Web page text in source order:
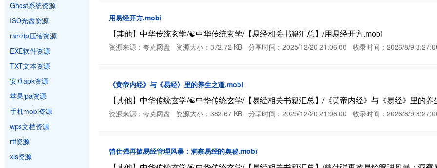
Ghost系统资源
ISO光盘资源
rar/zip压缩资源
EXE软件资源
TXT文本资源
安卓apk资源
苹果ipa资源
手机mobi资源
wps文档资源
rtf资源
xls资源
用易经开方.mobi
【其他】中华传统玄学/☯️中华传统玄学/【易经相关书籍汇总】/用易经开方.mobi
资源来源：夸克网盘 资源大小：372.72 KB 分享时间：2025/12/20 21:06:00 收录时间：2026/8/9
《黄帝内经》与《易经》里的养生之道.mobi
【其他】中华传统玄学/☯️中华传统玄学/【易经相关书籍汇总】/《黄帝内经》与《易经》里的养
资源来源：夸克网盘 资源大小：382.67 KB 分享时间：2025/12/20 21:06:00 收录时间：2026/8/9
曾仕强再掀易经管理风暴：洞察易经的奥秘.mobi